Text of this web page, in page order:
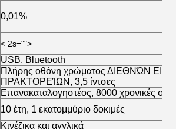
0,01%
< 2s="">
USB, Bluetooth
Πλήρης οθόνη χρώματος ΔΙΕΘΝΏΝ
ΠΡΑΚΤΟΡΕΊΩΝ, 3,5 ίντσες
Επανακαταλογηστέος, 8000 χρονικές
10 έτη, 1 εκατομμύριο δοκιμές
Κινέζικα και αγγλικά